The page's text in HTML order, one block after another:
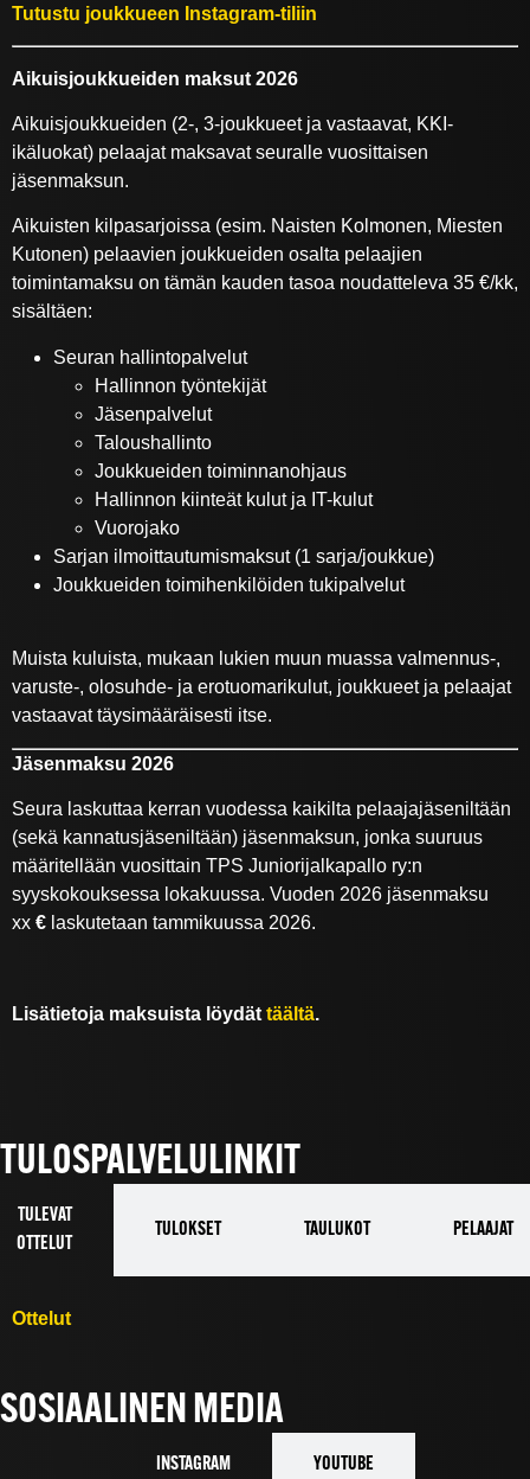
Tutustu joukkueen Instagram-tiliin
Aikuisjoukkueiden maksut 2026
Aikuisjoukkueiden (2-, 3-joukkueet ja vastaavat, KKI-
ikäluokat) pelaajat maksavat seuralle vuosittaisen
jäsenmaksun.
Aikuisten kilpasarjoissa (esim. Naisten Kolmonen, Miesten
Kutonen) pelaavien joukkueiden osalta pelaajien
toimintamaksu on tämän kauden tasoa noudatteleva 35 €/kk,
sisältäen:
Seuran hallintopalvelut
Hallinnon työntekijät
Jäsenpalvelut
Taloushallinto
Joukkueiden toiminnanohjaus
Hallinnon kiinteät kulut ja IT-kulut
Vuorojako
Sarjan ilmoittautumismaksut (1 sarja/joukkue)
Joukkueiden toimihenkilöiden tukipalvelut
Muista kuluista, mukaan lukien muun muassa valmennus-,
varuste-, olosuhde- ja erotuomarikulut, joukkueet ja pelaajat
vastaavat täysimääräisesti itse.
Jäsenmaksu 2026
Seura laskuttaa kerran vuodessa kaikilta pelaajajäseniltään
(sekä kannatusjäseniltään) jäsenmaksun, jonka suuruus
määritellään vuosittain TPS Juniorijalkapallo ry:n
syyskokouksessa lokakuussa. Vuoden 2026 jäsenmaksu
xx € laskutetaan tammikuussa 2026.
Lisätietoja maksuista löydät täältä.
TULOSPALVELULINKIT
TULEVAT
OTTELUT
TULOKSET TAULUKOT PELAAJAT
Ottelut
SOSIAALINEN MEDIA
INSTAGRAM YOUTUBE